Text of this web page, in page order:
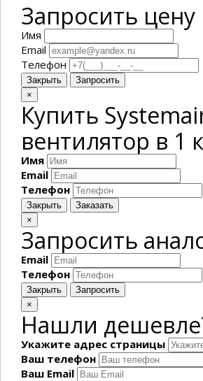
Запросить цену
Имя
Email
Телефон
Закрыть
Запросить
×
Купить
вентилятор в 1
Имя
Email
Телефон
Закрыть
Заказать
×
Запросить
Email
Телефон
Закрыть
Запросить
×
Нашли
Укажите адрес страницы
Ваш телефон
Ваш Email